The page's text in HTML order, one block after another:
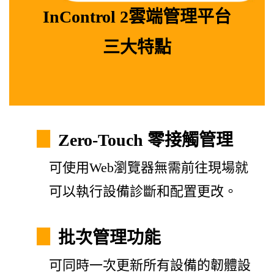
InControl 2雲端管理平台
三大特點
Zero-Touch 零接觸管理
可使用Web瀏覽器無需前往現場就
可以執行設備診斷和配置更改。
批次管理功能
可同時一次更新所有設備的韌體設